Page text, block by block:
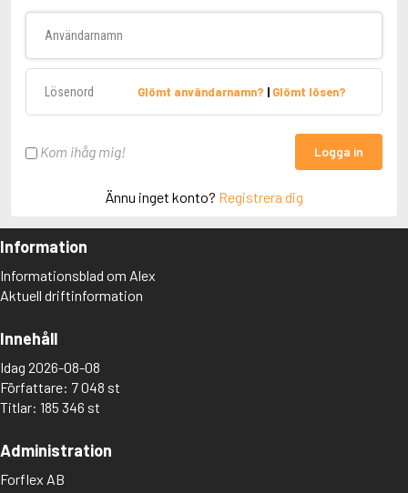
Glömt användarnamn? | Glömt lösen?
Kom ihåg mig! Logga in
Ännu inget konto? Registrera dig
Information
Informationsblad om Alex
Aktuell driftinformation
Innehåll
Idag 2026-08-08
Författare: 7 048 st
Titlar: 185 346 st
Administration
Forflex AB